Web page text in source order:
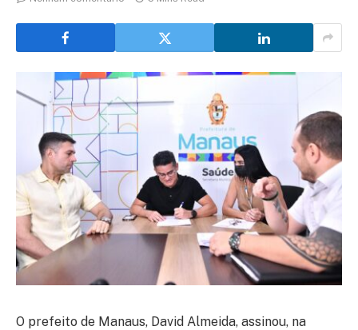
O prefeito de Manaus, David Almeida, assinou, na